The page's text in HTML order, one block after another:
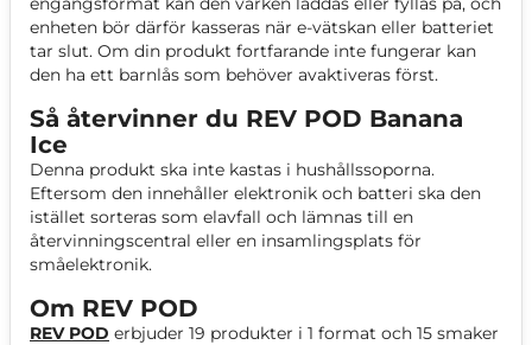
enheten bör därför kasseras när e-vätskan eller batteriet
tar slut. Om din produkt fortfarande inte fungerar kan
den ha ett barnlås som behöver avaktiveras först.
Så återvinner du REV POD Banana
Ice
Denna produkt ska inte kastas i hushållssoporna.
Eftersom den innehåller elektronik och batteri ska den
istället sorteras som elavfall och lämnas till en
återvinningscentral eller en insamlingsplats för
småelektronik.
Om REV POD
REV POD erbjuder 19 produkter i 1 format och 15 smaker